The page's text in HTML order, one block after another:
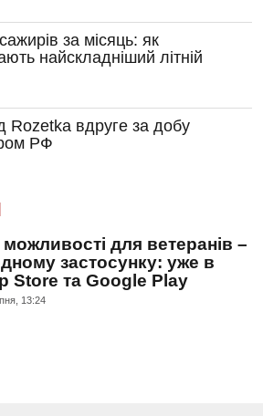
за місяць: як
найскладніший літній
Rozetka вдруге за добу
РФ
можливості для ветеранів –
застосунку: уже в
Store та Google Play
13:24